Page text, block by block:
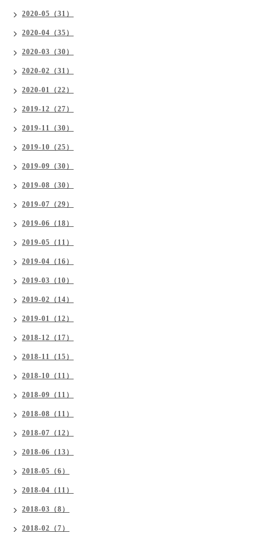
2020-05（31）
2020-04（35）
2020-03（30）
2020-02（31）
2020-01（22）
2019-12（27）
2019-11（30）
2019-10（25）
2019-09（30）
2019-08（30）
2019-07（29）
2019-06（18）
2019-05（11）
2019-04（16）
2019-03（10）
2019-02（14）
2019-01（12）
2018-12（17）
2018-11（15）
2018-10（11）
2018-09（11）
2018-08（11）
2018-07（12）
2018-06（13）
2018-05（6）
2018-04（11）
2018-03（8）
2018-02（7）